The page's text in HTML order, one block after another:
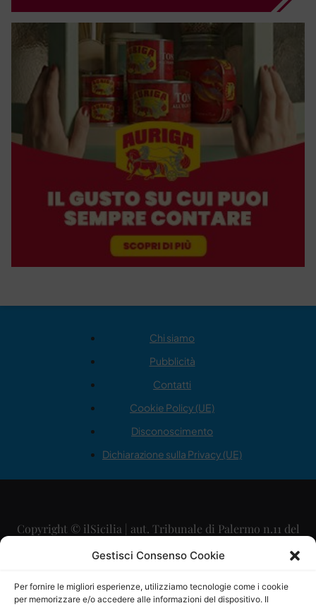
Gestisci Consenso Cookie
Per fornire le migliori esperienze, utilizziamo tecnologie come i cookie
per memorizzare e/o accedere alle informazioni del dispositivo. Il
Chi siamo
Pubblicità
Contatti
Cookie Policy (UE)
Disconoscimento
Dichiarazione sulla Privacy (UE)
Copyright © ilSicilia | aut. Tribunale di Palermo n.11 del
29/09/2015